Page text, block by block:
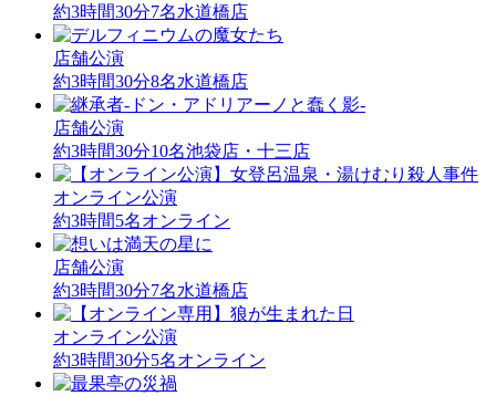
約3時間30分7名水道橋店
店舗公演
約3時間30分8名水道橋店
店舗公演
約3時間30分10名池袋店・十三店
オンライン公演
約3時間5名オンライン
店舗公演
約3時間30分7名水道橋店
オンライン公演
約3時間30分5名オンライン